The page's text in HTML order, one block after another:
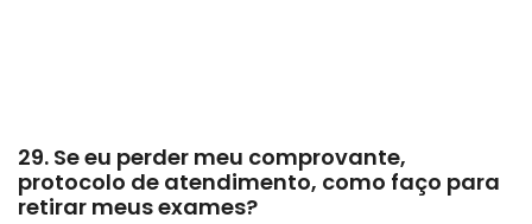
29. Se eu perder meu comprovante,
protocolo de atendimento, como faço para
retirar meus exames?